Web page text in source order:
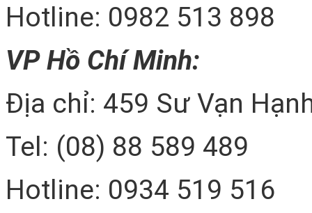
Hotline: 0982 513 898
VP Hồ Chí Minh:
Địa chỉ: 459 Sư Vạn
Tel: (08) 88 589 489
Hotline: 0934 519 516